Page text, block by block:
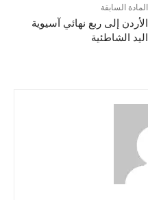
المادة السابقة
الأردن إلى ربع نهائي آسيوية
اليد الشاطئية